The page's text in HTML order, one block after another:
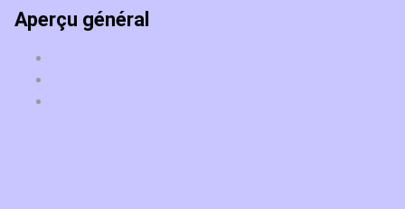
Aperçu général